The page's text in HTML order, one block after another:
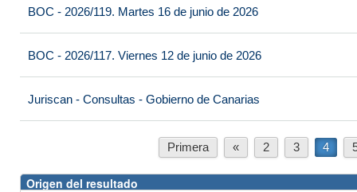
BOC - 2026/119. Martes 16 de junio de 2026
BOC - 2026/117. Viernes 12 de junio de 2026
Juriscan - Consultas - Gobierno de Canarias
Primera « 2 3 4
Origen del resultado